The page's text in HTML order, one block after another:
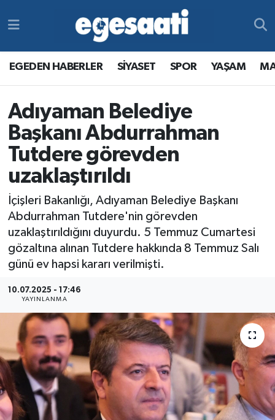
EGEDEN HABERLER SİYASET SPOR YAŞAM
Adıyaman Belediye
Başkanı Abdurrahman
Tutdere görevden
uzaklaştırıldı
İçişleri Bakanlığı, Adıyaman Belediye Başkanı
Abdurrahman Tutdere'nin görevden
uzaklaştırıldığını duyurdu. 5 Temmuz Cumartesi
gözaltına alınan Tutdere hakkında 8 Temmuz Salı
günü ev hapsi kararı verilmişti.
10.07.2025 - 17:46
YAYINLANMA
Yazarlar
YAŞAM
MAGAZİN
RESMİ REKLAMLAR
SPOR
YAŞAM
MAGAZİN
RESMİ REKLAMLAR
Egemax TV
Süper Lig Puan Durumu ve Fikstür
Tüm Manşetler
Son Dakika Haberleri
Haber Arşivi